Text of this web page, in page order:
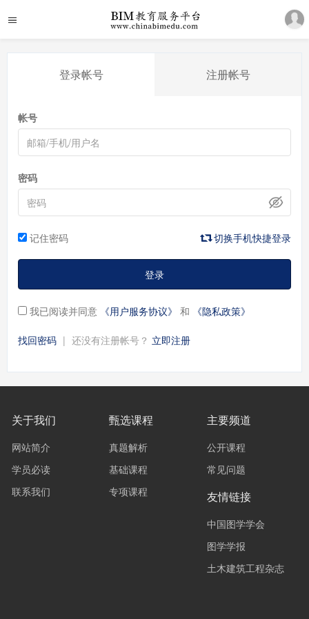
登录帐号 注册帐号
帐号
密码
记住密码 切换手机快捷登录
登录
我已阅读并同意 《用户服务协议》 和 《隐私政策》
找回密码 | 还没有注册帐号？ 立即注册
关于我们
网站简介
学员必读
联系我们
甄选课程
真题解析
基础课程
专项课程
主要频道
公开课程
常见问题
友情链接
中国图学学会
图学学报
土木建筑工程杂志